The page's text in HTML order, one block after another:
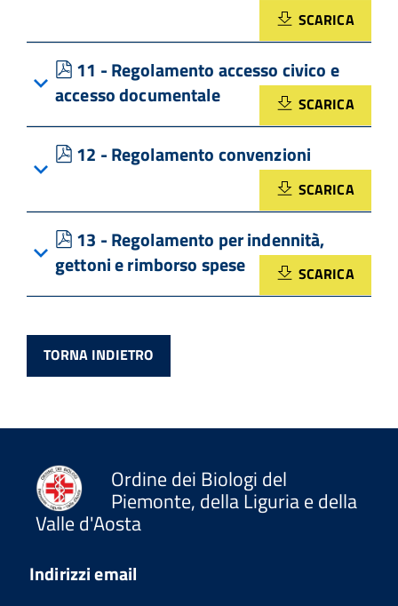
SCARICA
pdf
11 - Regolamento accesso civico e
accesso documentale
SCARICA
pdf
12 - Regolamento convenzioni
SCARICA
pdf
13 - Regolamento per indennità,
gettoni e rimborso spese
SCARICA
TORNA INDIETRO
Ordine dei Biologi del
Piemonte, della Liguria e della
Valle d'Aosta
Indirizzi email